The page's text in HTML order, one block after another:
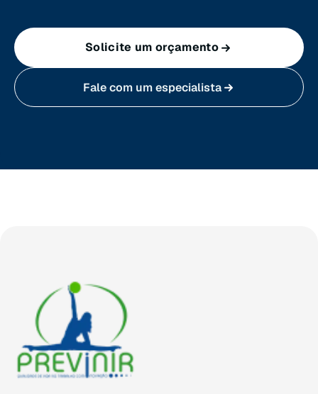
Sergipe (SE)
Tocantins (TO)
Solicite um orçamento
Fale com um especialista